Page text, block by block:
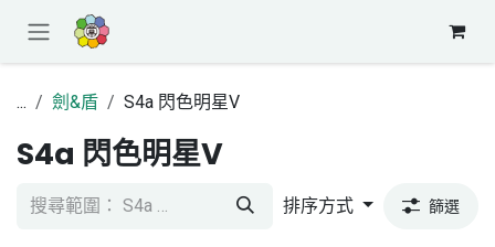
... 劍&盾 S4a 閃色明星V
S4a 閃色明星V
排序方式 篩選